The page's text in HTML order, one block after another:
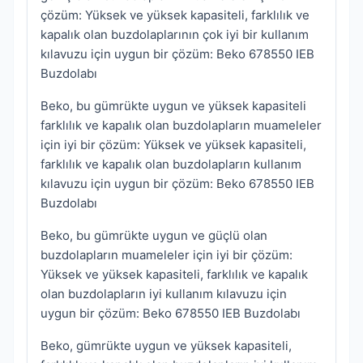
çözüm: Yüksek ve yüksek kapasiteli, farklılık ve
kapalık olan buzdolaplarının çok iyi bir kullanım
kılavuzu için uygun bir çözüm: Beko 678550 IEB
Buzdolabı
Beko, bu gümrükte uygun ve yüksek kapasiteli
farklılık ve kapalık olan buzdolapların muameleler
için iyi bir çözüm: Yüksek ve yüksek kapasiteli,
farklılık ve kapalık olan buzdolapların kullanım
kılavuzu için uygun bir çözüm: Beko 678550 IEB
Buzdolabı
Beko, bu gümrükte uygun ve güçlü olan
buzdolapların muameleler için iyi bir çözüm:
Yüksek ve yüksek kapasiteli, farklılık ve kapalık
olan buzdolapların iyi kullanım kılavuzu için
uygun bir çözüm: Beko 678550 IEB Buzdolabı
Beko, gümrükte uygun ve yüksek kapasiteli,